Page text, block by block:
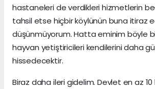
hastaneleri de verdikleri hizmetlerin
tahsil etse hiçbir köylünün buna itiraz
düşünmüyorum. Hatta eminim böyle
hayvan yetiştiricileri kendilerini daha
hissedecektir.
Biraz daha ileri gidelim. Devlet en az